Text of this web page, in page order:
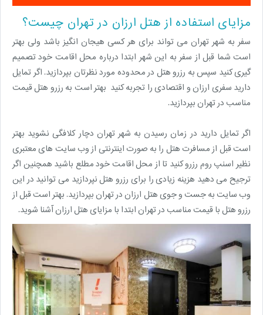
مزایای استفاده از هتل ارزان در تهران چیست؟
سفر به شهر تهران می تواند برای هر کسی هیجان انگیز باشد ولی بهتر
است شما قبل از سفر به این شهر ابتدا درباره محل اقامت خود تصمیم
گیری کنید سپس به رزرو هتل در محدوده مورد نظرتان بپردازید. اگر تمایل
دارید سفری ارزان و اقتصادی را تجربه کنید بهتر است به رزرو هتل قیمت
مناسب در تهران بپردازید.
اگر تمایل دارید در زمان رسیدن به شهر تهران دچار کلافگی نشوید بهتر
است قبل از مسافرت هتل را به صورت اینترنتی از وب سایت های معتبری
نظیر اسنپ روم رزرو کنید تا از محل اقامت خود مطلع باشید همچنین اگر
ترجیح می دهید هزینه زیادی را برای رزرو هتل نپردازید می توانید در این
وب سایت به جست و جوی هتل ارزان در تهران بپردازید. بهتر است قبل از
رزرو هتل با قیمت مناسب در تهران ابتدا با مزایای هتل ارزان آشنا شوید.